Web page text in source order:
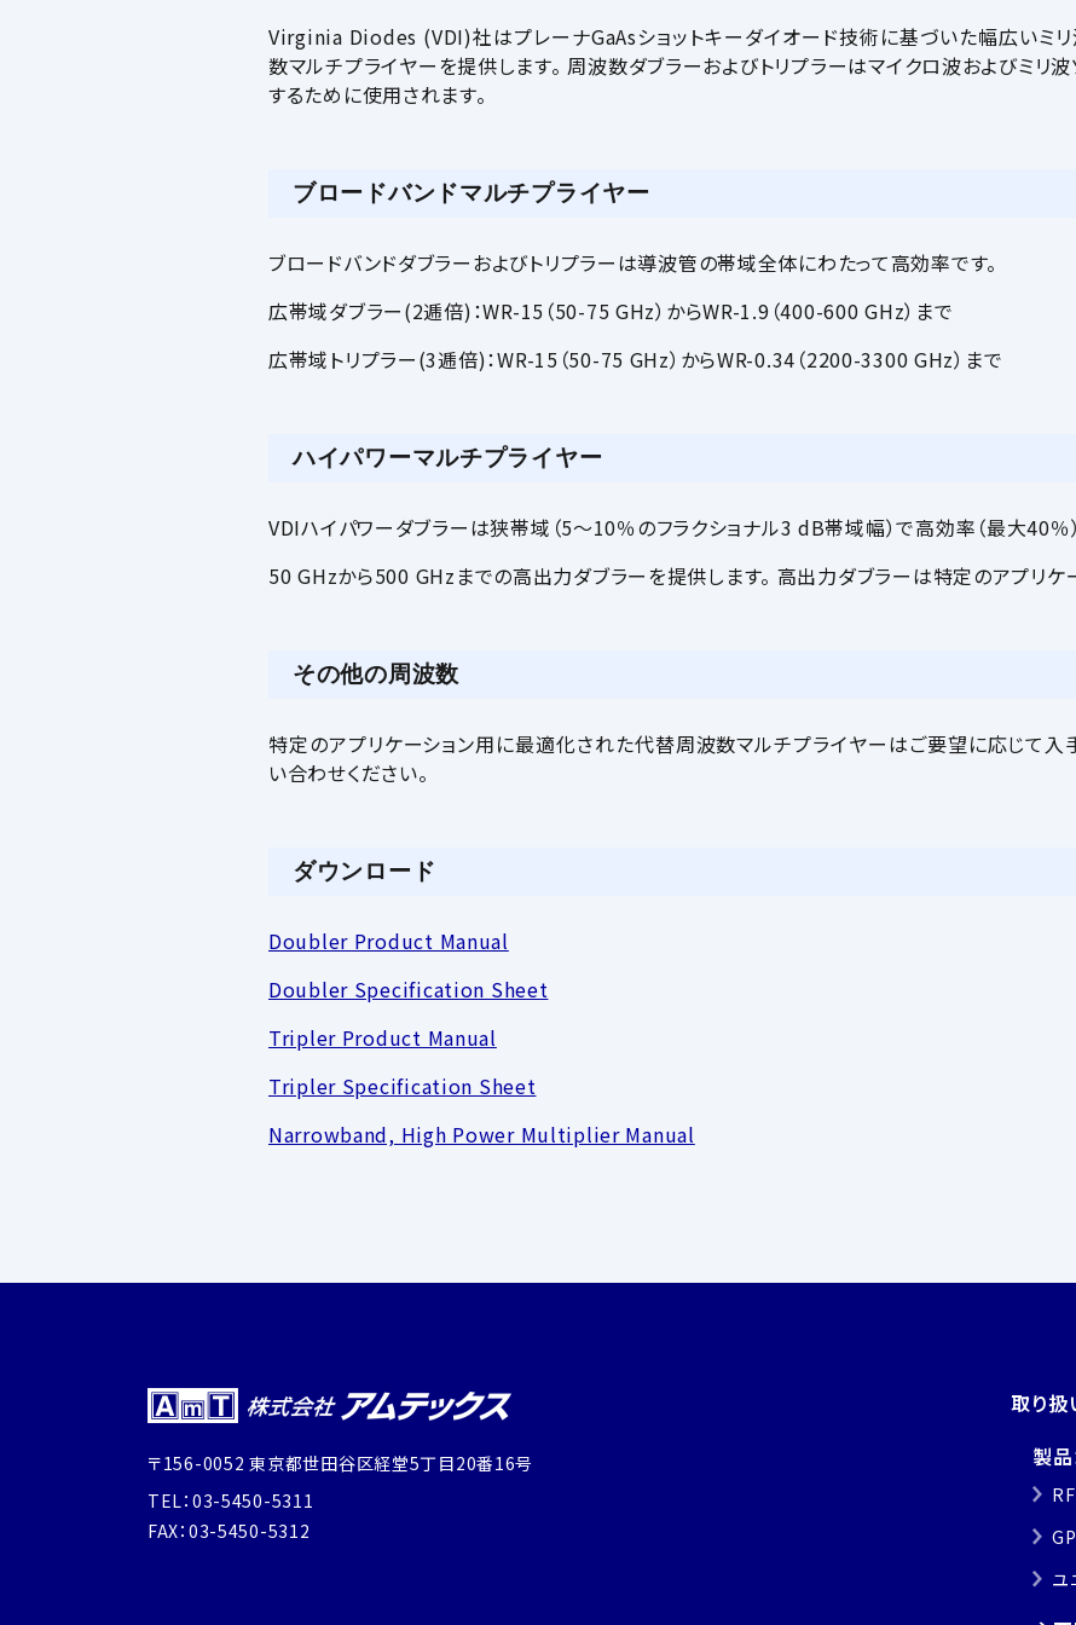
Virginia Diodes (VDI)社はプレーナGaAsショットキーダイオード技術に基づいた幅広いミリ
数マルチプライヤーを提供します。 周波数ダブラーおよびトリプラーはマイクロ波およびミリ
するために使用されます。
ブロードバンドマルチプライヤー
ブロードバンドダブラーおよびトリプラーは導波管の帯域全体にわたって高効率です。
広帯域ダブラー(2逓倍)：WR-15（50-75 GHz）からWR-1.9（400-600 GHz）まで
広帯域トリプラー(3逓倍)：WR-15（50-75 GHz）からWR-0.34（2200-3300 GHz）まで
ハイパワーマルチプライヤー
VDIハイパワーダブラーは狭帯域（5〜10％のフラクショナル3 dB帯域幅）で高効率（最大40％
50 GHzから500 GHzまでの高出力ダブラーを提供します。 高出力ダブラーは特定のアプリケ
その他の周波数
特定のアプリケーション用に最適化された代替周波数マルチプライヤーはご要望に応じて入
い合わせください。
ダウンロード
Doubler Product Manual
Doubler Specification Sheet
Tripler Product Manual
Tripler Specification Sheet
Narrowband, High Power Multiplier Manual
〒156-0052 東京都世田谷区経堂5丁目20番16号
TEL：03-5450-5311
FAX：03-5450-5312
取り扱
製
ユ